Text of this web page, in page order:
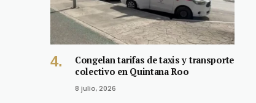
Congelan tarifas de taxis y transporte
colectivo en Quintana Roo
8 julio, 2026